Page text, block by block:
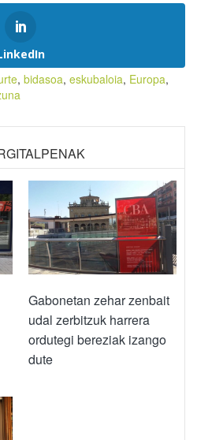
, bidasoa, eskubaloia, Europa,
Gabonetan zehar zenbait
udal zerbitzuk harrera
ordutegi bereziak izango
dute